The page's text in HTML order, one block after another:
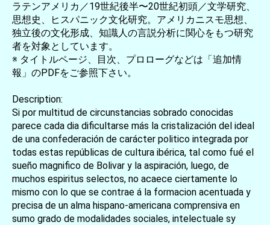
ラテンアメリカ／19世紀後半〜20世紀初頭／文学研究、
思想史、ヒスパニック文化研究。アメリカニスモ思想、
独立後の文化形成、知識人の言説分析に関心をもつ研究
者を対象としています。
※ タイトルページ、目次、プロローグなどは「追加情
報」のPDFをご参照下さい。
Description:
Si por multitud de circunstancias sobrado conocidas
parece cada dia dificultarse más la cristalización del ideal
de una confederación de carácter politico integrada por
todas estas repúblicas de cultura ibérica, tal como fué el
sueño magnifico de Bolivar y la aspiración, luego, de
muchos espiritus selectos, no acaece ciertamente lo
mismo con lo que se contrae á la formacion acentuada y
precisa de un alma hispano-americana comprensiva en
sumo grado de modalidades sociales, intelectuale sy